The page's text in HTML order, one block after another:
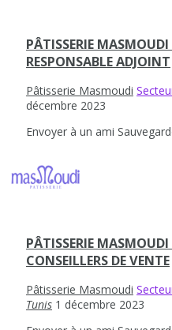
PÂTISSERIE MASMOUDI
RESPONSABLE ADJOINT
Pâtisserie Masmoudi
décembre 2023
Envoyer à un ami
PÂTISSERIE MASMOUDI
CONSEILLERS DE VENTE
Pâtisserie Masmoudi
Tunis 1 décembre 2023